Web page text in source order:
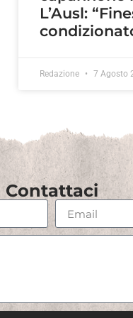
L’Ausl:
Redazione 7 Agosto
Contattaci